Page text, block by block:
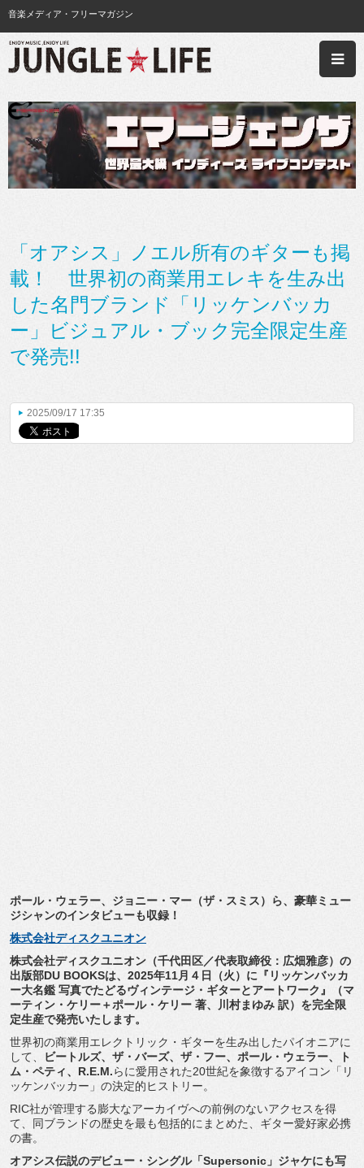
音楽メディア・フリーマガジン
「オアシス」ノエル所有のギターも掲
載！ 世界初の商業用エレキを生み出
した名門ブランド「リッケンバッカ
ー」ビジュアル・ブック完全限定生産
で発売!!
2025/09/17 17:35
ポール・ウェラー、ジョニー・マー（ザ・スミス）ら、 豪華ミュー
ジシャンのインタビューも収録！
株式会社ディスクユニオン
株式会社ディスクユニオン（千代田区／代表取締役：広畑雅彦） の
出版部DU BOOKSは、2025年11月４日（火）に『 リッケンバッカ
ー大名鑑 写真でたどるヴィンテージ・ギターとアートワーク』（マ
ーティン・ケリー＋ポール・ケリー 著、川村まゆみ 訳）を完全限
定生産で発売いたします。
世界初の商業用エレクトリック・ ギターを生み出したパイオニアに
して、
ビートルズ、ザ・バーズ、 ザ・フー、ポール・ウェラー、ト
ム・ペティ、R.E.M.らに愛用された20世紀を象徴するアイコン「リ
ッケンバッカー」 の決定的ヒストリー。
RIC社が管理する膨大なアーカイヴへの前例のないアクセスを得
て、同ブランドの歴史を最も包括的にまとめた、 ギター愛好家必携
の書。
オアシス伝説のデビュー・シングル「Supersonic」 ジャケにも写